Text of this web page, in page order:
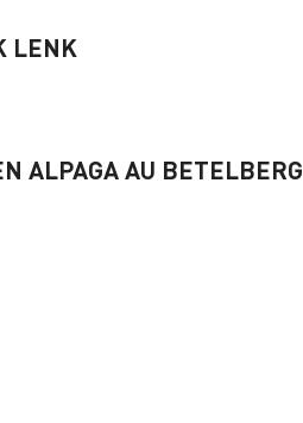
LENK
ALPAGA AU BETELBERG